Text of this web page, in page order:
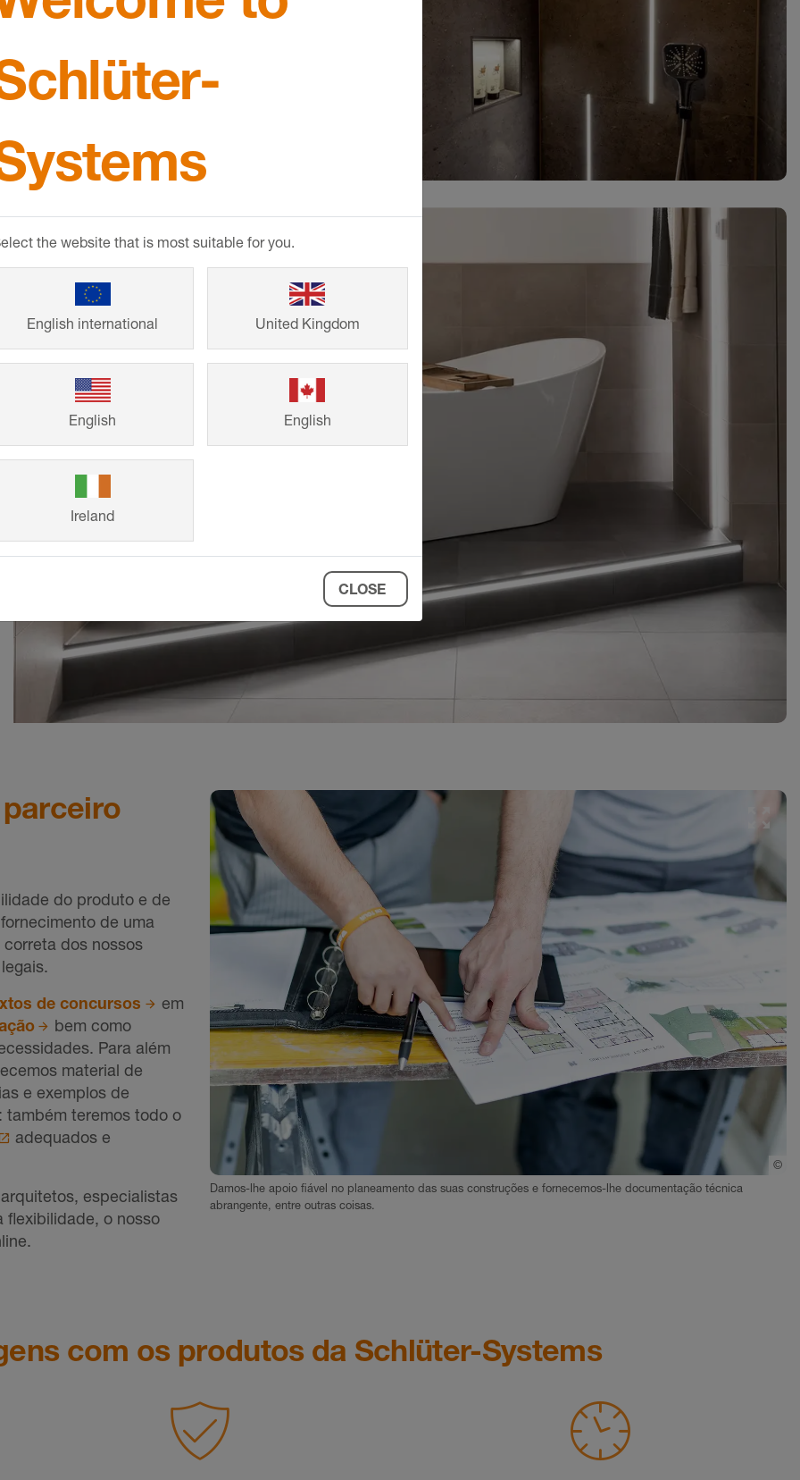
com escoamento em linha discreto
Calhas de iluminação LIPROTEC
©
Damos-lhe apoio fiável no planeamento das suas construções e fornecemos-lhe documentação técnica
abrangente, entre outras coisas.
do produto e de
de uma
dos nossos
de concursos
em
bem como
Para além
material de
e exemplos de
teremos todo o
adequados e
especialistas
flexibilidade, o nosso
com os produtos da Schlüter-Systems
the website that is most suitable for you.
English international United Kingdom
English English
Ireland
CLOSE